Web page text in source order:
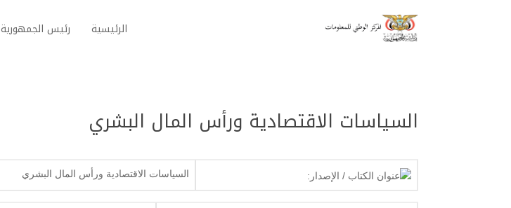
الرئيسية رئيس الجمهورية
السياسات الاقتصادية ورأس المال البشري
عنوان الكتاب / الإصدار: السياسات الاقتصادية ورأس المال البشري